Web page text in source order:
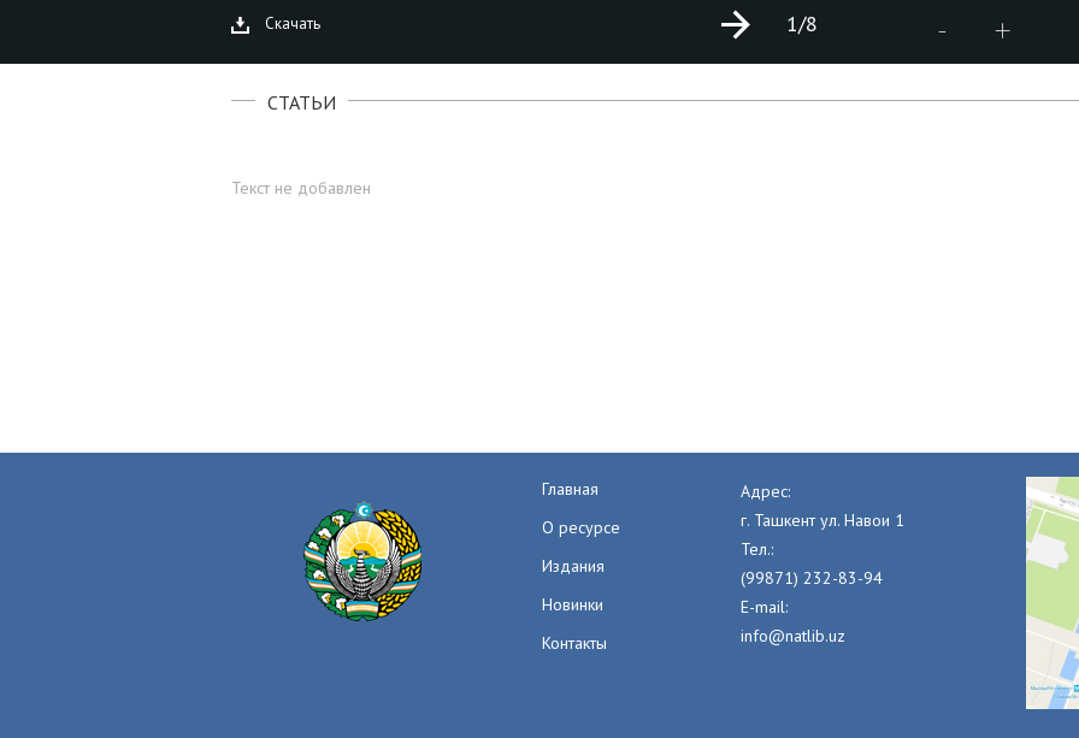
Скачать - +
1/8
СТАТЬИ
Текст не добавлен
Главная
О ресурсе
Издания
Новинки
Контакты
Адрес:
г. Ташкент ул. Навои 1
Тел.:
(99871) 232-83-94
E-mail:
info@natlib.uz